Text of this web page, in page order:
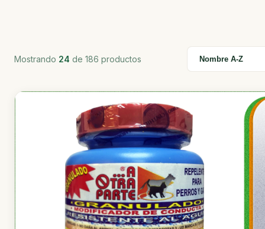
Mostrando 24 de 186 productos
Ordenar por